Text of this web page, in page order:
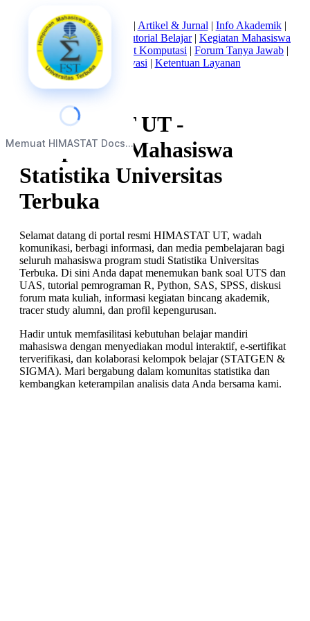
Memuat HIMASTAT Docs...
Beranda|Tentang Kami | Artikel & Jurnal | Info Akademik|
Mata Kuliah Statistika
Tutorial Belajar| Kegiatan Mahasiswa
Struktur Himpunan Alat Komputasi | Forum Tanya Jawab |
Kebijakan Privasi | Ketentuan Layanan
HIMASTAT UT -
Himpunan Mahasiswa
Statistika Universitas
Terbuka
Selamat datang di portal resmi HIMASTAT UT, wadah
komunikasi, berbagi informasi, dan media pembelajaran bagi
seluruh mahasiswa program studi Statistika Universitas
Terbuka. Di sini Anda dapat menemukan bank soal UTS dan
UAS, tutorial pemrograman R, Python, SAS, SPSS, diskusi
forum mata kuliah, informasi kegiatan bincang akademik,
tracer study alumni, dan profil kepengurusan.
Hadir untuk memfasilitasi kebutuhan belajar mandiri
mahasiswa dengan menyediakan modul interaktif, e-sertifikat
terverifikasi, dan kolaborasi kelompok belajar (STATGEN &
SIGMA). Mari bergabung dalam komunitas statistika dan
kembangkan keterampilan analisis data Anda bersama kami.